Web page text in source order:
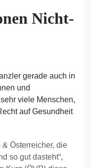
Nicht-
gerade auch in
und
viele Menschen,
auf Gesundheit
Österreicher, die
so gut dasteht“,